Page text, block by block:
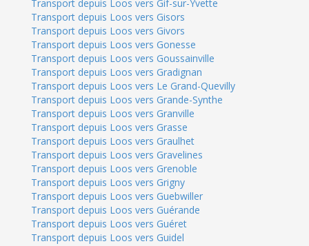
Transport depuis Loos vers Gif-sur-Yvette
Transport depuis Loos vers Gisors
Transport depuis Loos vers Givors
Transport depuis Loos vers Gonesse
Transport depuis Loos vers Goussainville
Transport depuis Loos vers Gradignan
Transport depuis Loos vers Le Grand-Quevilly
Transport depuis Loos vers Grande-Synthe
Transport depuis Loos vers Granville
Transport depuis Loos vers Grasse
Transport depuis Loos vers Graulhet
Transport depuis Loos vers Gravelines
Transport depuis Loos vers Grenoble
Transport depuis Loos vers Grigny
Transport depuis Loos vers Guebwiller
Transport depuis Loos vers Guérande
Transport depuis Loos vers Guéret
Transport depuis Loos vers Guidel